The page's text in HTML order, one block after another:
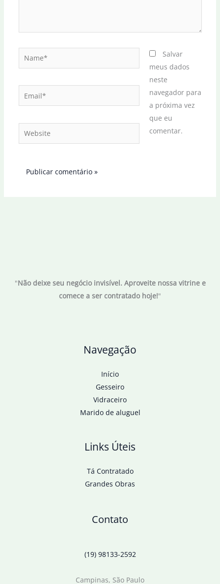
Email*
Website
Salvar
meus dados
neste
navegador para
a próxima vez
que eu
comentar.
"Não deixe seu negócio invisível. Aproveite nossa vitrine e
comece a ser contratado hoje!"
Navegação
Início
Gesseiro
Vidraceiro
Marido de aluguel
Links Úteis
Tá Contratado
Grandes Obras
Contato
(19) 98133-2592
Campinas, São Paulo